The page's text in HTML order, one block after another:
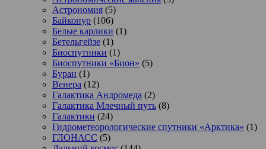
Астрономия (5)
Байконур (106)
Белые карлики (1)
Бетельгейзе (1)
Биоспутники (1)
Биоспутники «Бион» (5)
Буран (1)
Венера (12)
Галактика Андромеда (2)
Галактика Млечный путь (8)
Галактики (24)
Гидрометеорологические спутники «Арктика» (1)
ГЛОНАСС (5)